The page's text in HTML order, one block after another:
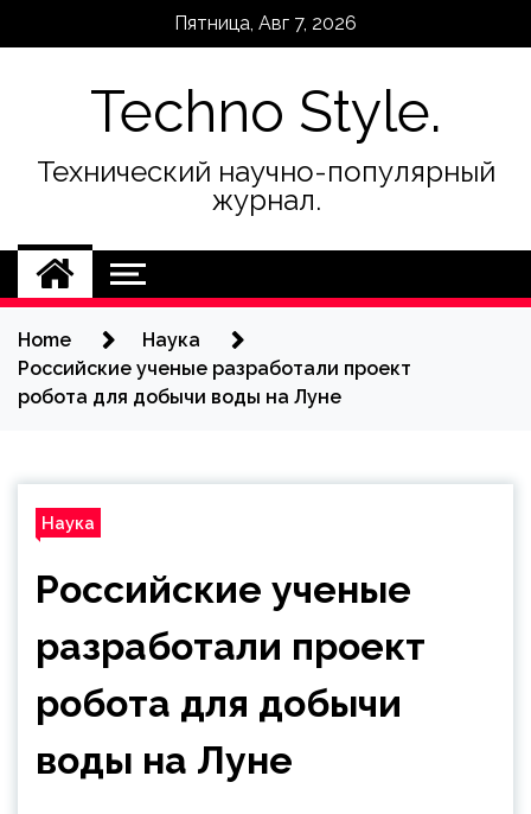
Пятница, Авг 7, 2026
Techno Style.
Технический научно-популярный
журнал.
Home
Наука
Российские ученые разработали проект
робота для добычи воды на Луне
Наука
Российские ученые
разработали проект
робота для добычи
воды на Луне